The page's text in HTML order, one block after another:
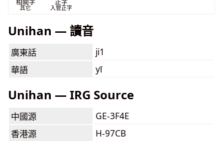
相關字
其它
正字
入管正字
Unihan — 讀音
廣東話
ji1
華語
yī
Unihan — IRG Source
中國源
GE-3F4E
香港源
H-97CB